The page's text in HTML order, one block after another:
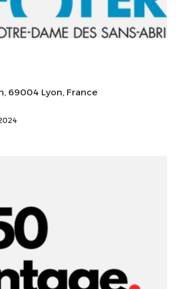
69004 Lyon, France